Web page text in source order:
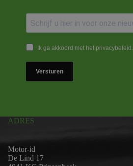
Ik ga akkoord met het privacybeleid.
Versturen
ADRES
Motor-id
De Lind 17